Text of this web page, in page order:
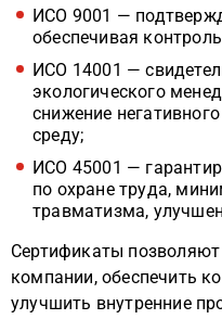
ИСО 9001 —
обеспечивая
ИСО 14001 —
экологического
снижение
среду;
ИСО 45001 —
по охране труда,
травматизма,
Сертификаты
компании, обеспечить
улучшить внутренние